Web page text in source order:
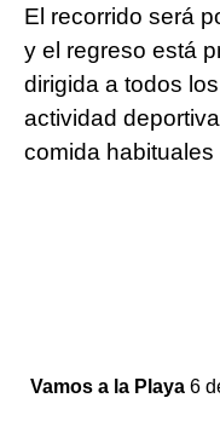
El recorrido será
y el regreso está
dirigida a todos
actividad
comida
Vamos a la Playa 6